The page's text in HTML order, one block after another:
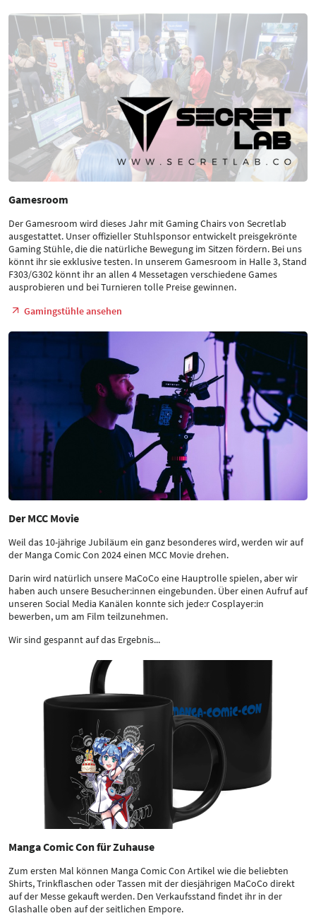
Gamesroom
Der Gamesroom wird dieses Jahr mit Gaming Chairs von Secretlab
ausgestattet. Unser offizieller Stuhlsponsor entwickelt preisgekrönte
Gaming Stühle, die die natürliche Bewegung im Sitzen fördern. Bei uns
könnt ihr sie exklusive testen. In unserem Gamesroom in Halle 3, Stand
F303/G302 könnt ihr an allen 4 Messetagen verschiedene Games
ausprobieren und bei Turnieren tolle Preise gewinnen.
Gamingstühle ansehen
Der MCC Movie
Weil das 10-jährige Jubiläum ein ganz besonderes wird, werden wir auf
der Manga Comic Con 2024 einen MCC Movie drehen.
Darin wird natürlich unsere MaCoCo eine Hauptrolle spielen, aber wir
haben auch unsere Besucher:innen eingebunden. Über einen Aufruf auf
unseren Social Media Kanälen konnte sich jede:r Cosplayer:in
bewerben, um am Film teilzunehmen.
Wir sind gespannt auf das Ergebnis...
Manga Comic Con für Zuhause
Zum ersten Mal können Manga Comic Con Artikel wie die beliebten
Shirts, Trinkflaschen oder Tassen mit der diesjährigen MaCoCo direkt
auf der Messe gekauft werden. Den Verkaufsstand findet ihr in der
Glashalle oben auf der seitlichen Empore.